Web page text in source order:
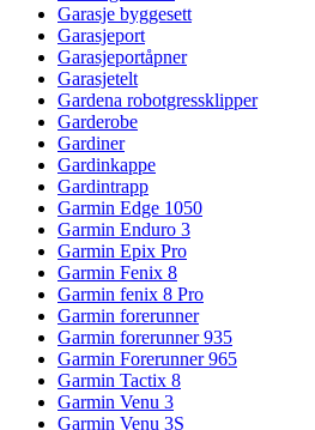
Garasje byggesett
Garasjeport
Garasjeportåpner
Garasjetelt
Gardena robotgressklipper
Garderobe
Gardiner
Gardinkappe
Gardintrapp
Garmin Edge 1050
Garmin Enduro 3
Garmin Epix Pro
Garmin Fenix 8
Garmin fenix 8 Pro
Garmin forerunner
Garmin forerunner 935
Garmin Forerunner 965
Garmin Tactix 8
Garmin Venu 3
Garmin Venu 3S